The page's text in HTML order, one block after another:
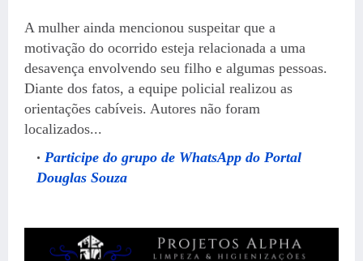
A mulher ainda mencionou suspeitar que a
motivação do ocorrido esteja relacionada a uma
desavença envolvendo seu filho e algumas pessoas.
Diante dos fatos, a equipe policial realizou as
orientações cabíveis. Autores não foram
localizados...
Participe do grupo de WhatsApp do Portal
Douglas Souza